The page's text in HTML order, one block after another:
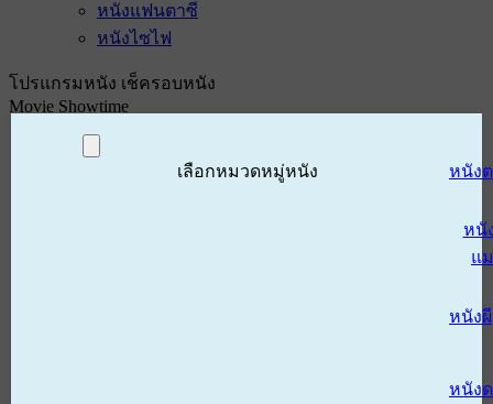
หนังแฟนตาซี
หนังไซไฟ
โปรแกรมหนัง เช็ครอบหนัง
Movie Showtime
เลือกหมวดหมู่หนัง หนัง
หนั
แ
หนังผี
หนัง